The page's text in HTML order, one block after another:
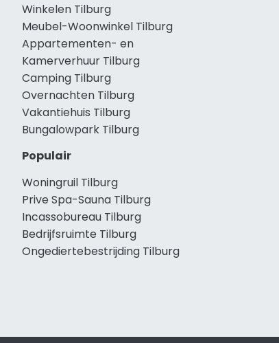
Winkelen Tilburg
Meubel-Woonwinkel Tilburg
Appartementen- en
Kamerverhuur Tilburg
Camping Tilburg
Overnachten Tilburg
Vakantiehuis Tilburg
Bungalowpark Tilburg
Populair
Woningruil Tilburg
Prive Spa-Sauna Tilburg
Incassobureau Tilburg
Bedrijfsruimte Tilburg
Ongediertebestrijding Tilburg